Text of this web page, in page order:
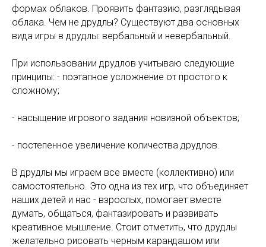
формах облаков. Проявить фантазию, разглядывая
облака. Чем не друдлы? Существуют два основных
вида игры в друдлы: вербальный и невербальный.
При использовании друдлов учитываю следующие
принципы: - поэтапное усложнение от простого к
сложному;
- насыщение игрового задания новизной объектов;
- постепенное увеличение количества друдлов.
В друдлы мы играем все вместе (коллективно) или
самостоятельно. Это одна из тех игр, что объединяет
наших детей и нас - взрослых, помогает вместе
думать, общаться, фантазировать и развивать
креативное мышление. Стоит отметить, что друдлы
желательно рисовать черным карандашом или